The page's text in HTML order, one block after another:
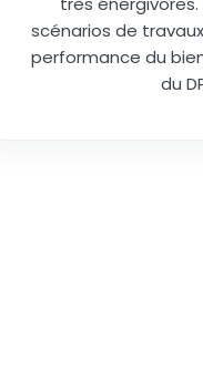
scénarios de
performance du
du